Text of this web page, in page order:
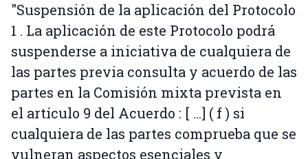
"Suspensión de la aplicación del Protocolo
1 . La aplicación de este Protocolo podrá
suspenderse a iniciativa de cualquiera de
las partes previa consulta y acuerdo de las
partes en la Comisión mixta prevista en
el artículo 9 del Acuerdo : [ ...] ( f ) si
cualquiera de las partes comprueba que se
vulneran aspectos esenciales y